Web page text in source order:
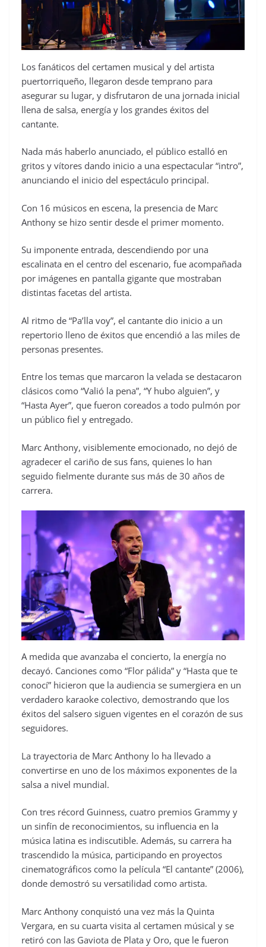
Los fanáticos del certamen musical y del artista
puertorriqueño, llegaron desde temprano para
asegurar su lugar, y disfrutaron de una jornada inicial
llena de salsa, energía y los grandes éxitos del
cantante.
Nada más haberlo anunciado, el público estalló en
gritos y vítores dando inicio a una espectacular “intro”,
anunciando el inicio del espectáculo principal.
Con 16 músicos en escena, la presencia de Marc
Anthony se hizo sentir desde el primer momento.
Su imponente entrada, descendiendo por una
escalinata en el centro del escenario, fue acompañada
por imágenes en pantalla gigante que mostraban
distintas facetas del artista.
Al ritmo de “Pa’lla voy”, el cantante dio inicio a un
repertorio lleno de éxitos que encendió a las miles de
personas presentes.
Entre los temas que marcaron la velada se destacaron
clásicos como “Valió la pena”, “Y hubo alguien”, y
“Hasta Ayer”, que fueron coreados a todo pulmón por
un público fiel y entregado.
Marc Anthony, visiblemente emocionado, no dejó de
agradecer el cariño de sus fans, quienes lo han
seguido fielmente durante sus más de 30 años de
carrera.
A medida que avanzaba el concierto, la energía no
decayó. Canciones como “Flor pálida” y “Hasta que te
conocí” hicieron que la audiencia se sumergiera en un
verdadero karaoke colectivo, demostrando que los
éxitos del salsero siguen vigentes en el corazón de sus
seguidores.
La trayectoria de Marc Anthony lo ha llevado a
convertirse en uno de los máximos exponentes de la
salsa a nivel mundial.
Con tres récord Guinness, cuatro premios Grammy y
un sinfín de reconocimientos, su influencia en la
música latina es indiscutible. Además, su carrera ha
trascendido la música, participando en proyectos
cinematográficos como la película “El cantante” (2006),
donde demostró su versatilidad como artista.
Marc Anthony conquistó una vez más la Quinta
Vergara, en su cuarta visita al certamen músical y se
retiró con las Gaviota de Plata y Oro, que le fueron